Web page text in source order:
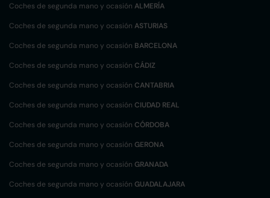
Coches de segunda mano y ocasión ALMERÍA
Coches de segunda mano y ocasión ASTURIAS
Coches de segunda mano y ocasión BARCELONA
Coches de segunda mano y ocasión CÁDIZ
Coches de segunda mano y ocasión CANTABRIA
Coches de segunda mano y ocasión CIUDAD REAL
Coches de segunda mano y ocasión CÓRDOBA
Coches de segunda mano y ocasión GERONA
Coches de segunda mano y ocasión GRANADA
Coches de segunda mano y ocasión GUADALAJARA